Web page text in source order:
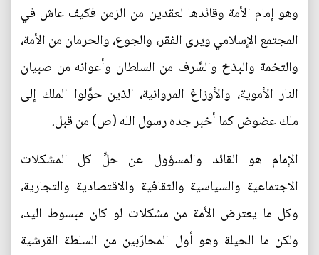
وهو إمام الأمة وقائدها لعقدين من الزمن فكيف عاش في
المجتمع الإسلامي ويرى الفقر، والجوع، والحرمان من الأمة،
والتخمة والبذخ والسَّرف من السلطان وأعوانه من صبيان
النار الأموية، والأوزاغ المروانية، الذين حوَّلوا الملك إلى
ملك عضوض كما أخبر جده رسول الله (ص) من قبل.
الإمام هو القائد والمسؤول عن حلِّ كل المشكلات
الاجتماعية والسياسية والثقافية والاقتصادية والتجارية،
وكل ما يعترض الأمة من مشكلات لو كان مبسوط اليد،
ولكن ما الحيلة وهو أول المحارَبين من السلطة القرشية